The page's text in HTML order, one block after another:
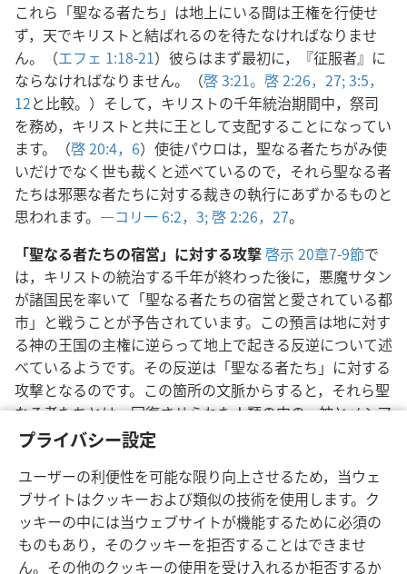
プライバシー設定
ユーザーの利便性を可能な限り向上させるため，当ウェ
ブサイトはクッキーおよび類似の技術を使用します。ク
ッキーの中には当ウェブサイトが機能するために必須の
ものもあり，そのクッキーを拒否することはできませ
ん。その他のクッキーの使用を受け入れるか拒否するか
これら「聖なる者たち」は地上にいる間は王権を行使せ
ず，天でキリストと結ばれるのを待たなければなりませ
ん。（エフェ 1:18-21）彼らはまず最初に，『征服者』に
ならなければなりません。（啓 3:21。 啓 2:26，27;3:5，
12と比較。）そして，キリストの千年統治期間中，祭司
を務め，キリストと共に王として支配することになってい
ます。（啓 20:4， 6）使徒パウロは，聖なる者たちがみ使
いだけでなく世も裁くと述べているので，それら聖なる者
たちは邪悪な者たちに対する裁きの執行にあずかるものと
思われます。―コリ一 6:2，3;啓 2:26，27。
「聖なる者たちの宿営」に対する攻撃啓示 20章7-9節で
は，キリストの統治する千年が終わった後に，悪魔サタン
が諸国民を率いて「聖なる者たちの宿営と愛されている都
市」と戦うことが予告されています。この預言は地に対す
る神の王国の主権に逆らって地上で起きる反逆について述
べているようです。その反逆は「聖なる者たち」に対する
攻撃となるのです。この箇所の文脈からすると，それら聖
なる者たちとは，回復させられた人類の中の，神とメシア
の王国に忠誠を保っている人たちのことであると思われま
日本語 シェアする 設定